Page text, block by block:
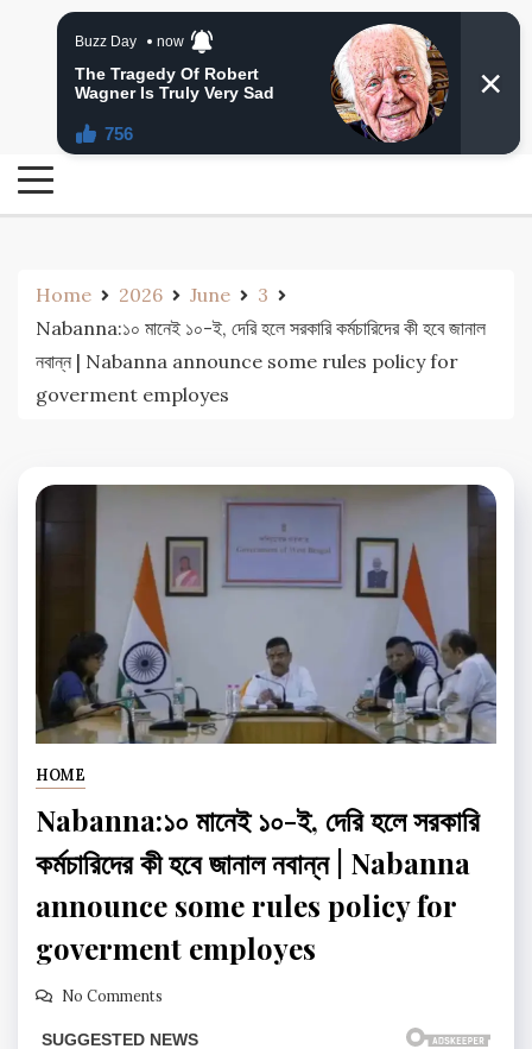
24 Ghanta Bangla News
24 Ghanta Bengali News
Home 2026 June
3
Nabanna:১০ মানেই ১০-ই, দেরি হলে সরকারি কর্মচারিদের কী হবে জানাল
নবান্ন | Nabanna announce some rules policy for
goverment employes
HOME
Nabanna:১০ মানেই ১০-ই, দেরি হলে সরকারি
কর্মচারিদের কী হবে জানাল নবান্ন | Nabanna
announce some rules policy for
goverment employes
No Comments